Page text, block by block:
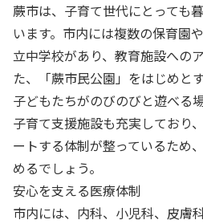
蕨市は、子育て世代にとっても
います。市内には複数の保育園
立中学校があり、教育施設への
た、「蕨市民公園」をはじめと
子どもたちがのびのびと遊べる
子育て支援施設も充実しており
ートする体制が整っているため
めるでしょう。
安心を支える医療体制
市内には、内科、小児科、皮膚